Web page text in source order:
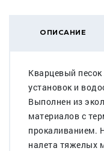
ОПИСАНИЕ
Кварцевый
установок и
Выполнен из
материалов с
прокаливанием.
налета тяжелых